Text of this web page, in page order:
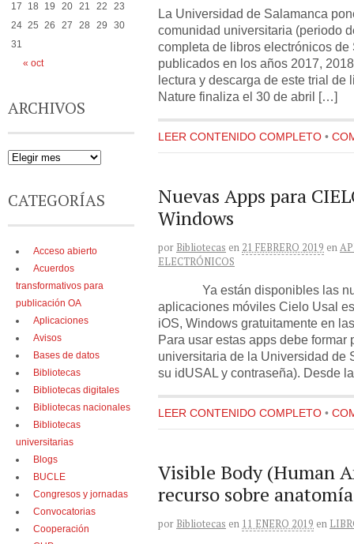
La Universidad de Salamanca
comunidad universitaria (periodo
completa de libros electrónicos
publicados en los años 2017,
lectura y descarga de este trial de
Nature finaliza el 30 de abril […]
LEER CONTENIDO COMPLETO •
Nuevas Apps para
Windows
por Bibliotecas en 21 FEBRERO 2019 en
ELECTRÓNICOS
Ya están disponibles las
aplicaciones móviles Cielo Usal
iOS, Windows gratuitamente en
Para usar estas apps debe formar
universitaria de la Universidad de
su idUSAL y contraseña). Desde
LEER CONTENIDO COMPLETO •
Visible Body (Human
recurso sobre
por Bibliotecas en 11 ENERO 2019 en
« oct
17
18 19 20 21 22
23
24 25 26 27 28 29
30
31
ARCHIVOS
CATEGORÍAS
Acceso abierto
Acuerdos
transformativos para
publicación OA
Aplicaciones
Avisos
Bases de datos
Bibliotecas
Bibliotecas digitales
Bibliotecas nacionales
Bibliotecas
universitarias
Blogs
BUCLE
Congresos y jornadas
Convocatorias
Cooperación